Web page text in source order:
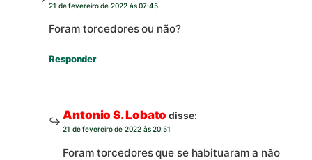
21 de fevereiro de 2022 às 07:45
Foram torcedores ou não?
Responder
Antonio S. Lobato disse:
21 de fevereiro de 2022 às 20:51
Foram torcedores que se habituaram a não